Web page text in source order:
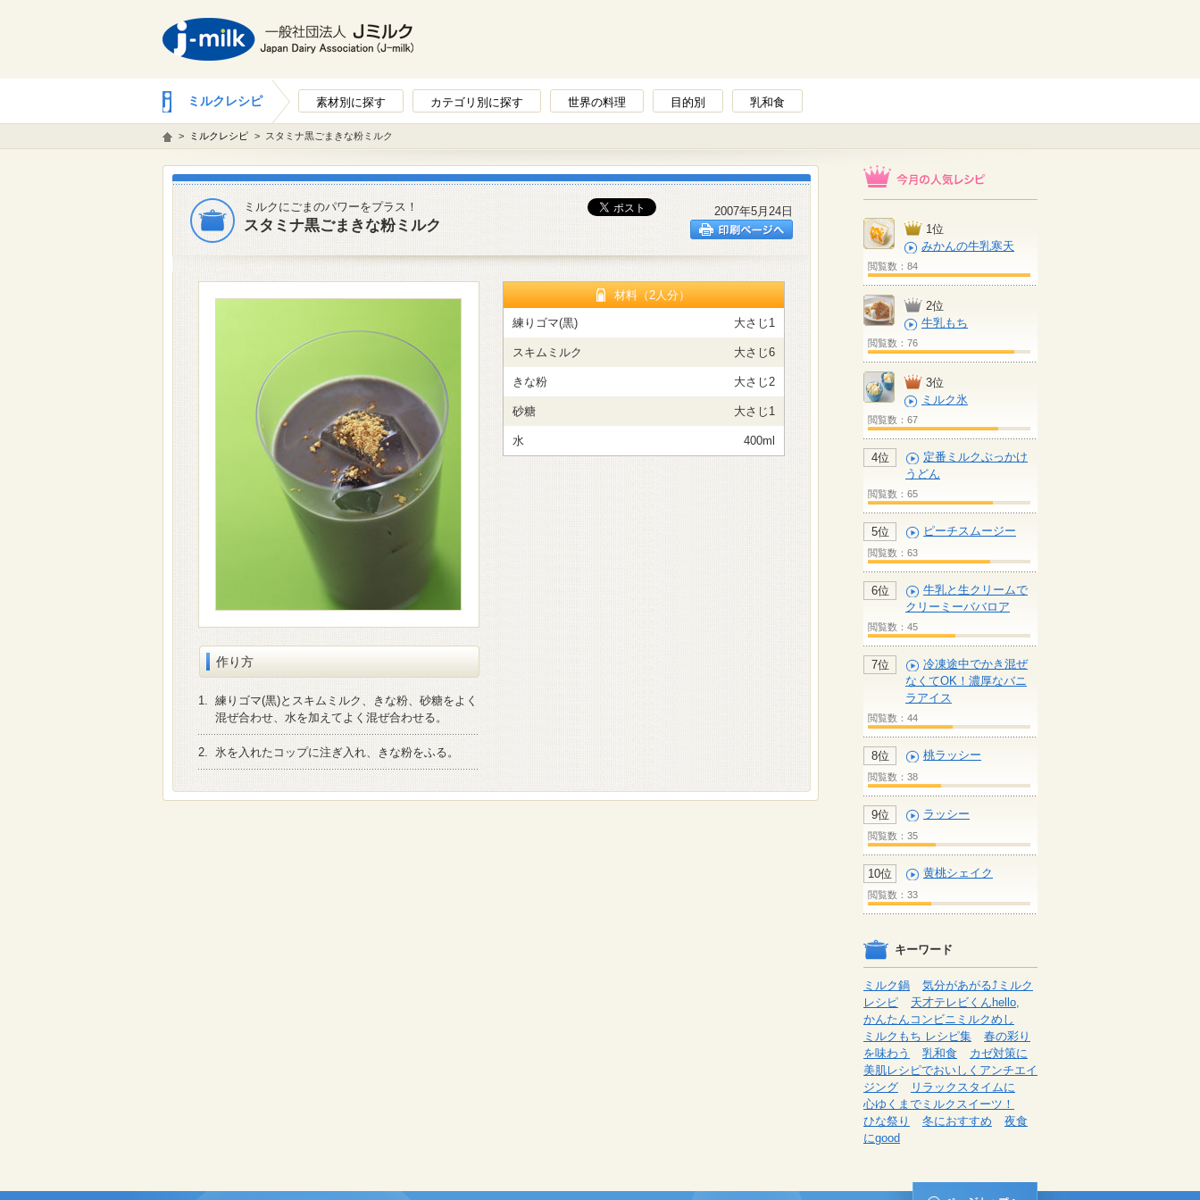
ミルクレシピ 素材別に探す カテゴリ別に探す 世界の料理 目的別 乳和食
> ミルクレシピ > スタミナ黒ごまきな粉ミルク
2007年5月24日
ミルクにごまのパワーをプラス！
スタミナ黒ごまきな粉ミルク
作り方
1. 練りゴマ(黒)とスキムミルク、きな粉、砂糖をよく
混ぜ合わせ、水を加えてよく混ぜ合わせる。
2. 氷を入れたコップに注ぎ入れ、きな粉をふる。
材料（2人分）
練りゴマ(黒) 大さじ1
スキムミルク 大さじ6
きな粉 大さじ2
砂糖 大さじ1
水 400ml
1位
みかんの牛乳寒天
閲覧数：84
2位
牛乳もち
閲覧数：76
3位
ミルク氷
閲覧数：67
4位
定番ミルクぶっかけ
うどん
閲覧数：65
5位 ピーチスムージー
閲覧数：63
6位
牛乳と生クリームで
クリーミーババロア
閲覧数：45
7位
冷凍途中でかき混ぜ
なくてOK！濃厚なバニ
ラアイス
閲覧数：44
8位 桃ラッシー
閲覧数：38
9位 ラッシー
閲覧数：35
10位 黄桃シェイク
閲覧数：33
キーワード
ミルク鍋
気分があがる⤴ミルク
レシピ
天才テレビくんhello,
かんたんコンビニミルクめし
ミルクもち レシピ集
春の彩り
を味わう
乳和食
カゼ対策に
美肌レシピでおいしくアンチエイ
ジング
リラックスタイムに
心ゆくまでミルクスイーツ！
ひな祭り
冬におすすめ
夜食
にgood